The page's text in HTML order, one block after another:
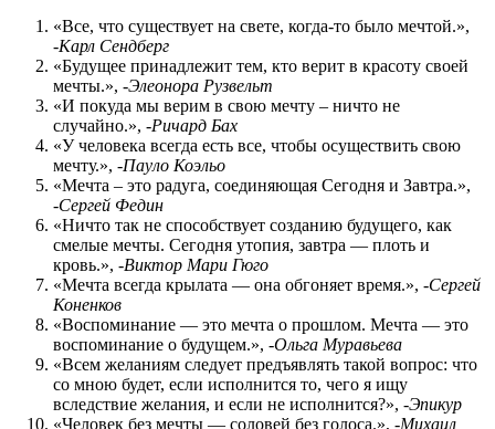
«Все, что существует на свете, когда-то было мечтой.»,
-Карл Сендберг
«Будущее принадлежит тем, кто верит в красоту своей
мечты.», -Элеонора Рузвельт
«И покуда мы верим в свою мечту – ничто не
случайно.», -Ричард Бах
«У человека всегда есть все, чтобы осуществить свою
мечту.», -Пауло Коэльо
«Мечта – это радуга, соединяющая Сегодня и Завтра.»,
-Сергей Федин
«Ничто так не способствует созданию будущего, как
смелые мечты. Сегодня утопия, завтра — плоть и
кровь.», -Виктор Мари Гюго
«Мечта всегда крылата — она обгоняет время.», -Сергей
Коненков
«Воспоминание — это мечта о прошлом. Мечта — это
воспоминание о будущем.», -Ольга Муравьева
«Всем желаниям следует предъявлять такой вопрос: что
со мною будет, если исполнится то, чего я ищу
вследствие желания, и если не исполнится?», -Эпикур
«Человек без мечты — соловей без голоса.», -Михаил